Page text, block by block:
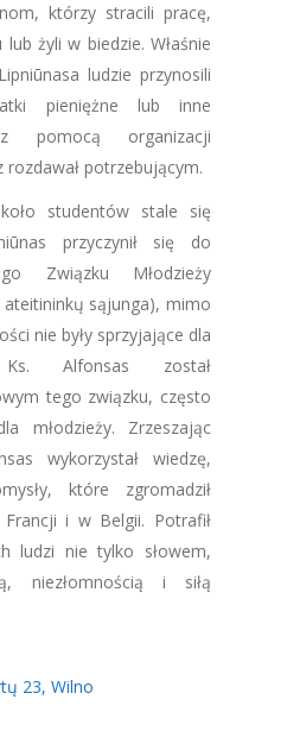
którzy stracili pracę,
żyli w biedzie. Właśnie
ludzie przynosili
pieniężne lub inne
pomocą organizacji
rozdawał potrzebującym.
studentów stale się
przyczynił się do
Związku Młodzieży
ateitininkų sąjunga), mimo
nie były sprzyjające dla
Alfonsas został
tego związku, często
młodzieży. Zrzeszając
wykorzystał wiedzę,
które zgromadził
i w Belgii. Potrafił
ludzi nie tylko słowem,
niezłomnością i siłą
23, Wilno